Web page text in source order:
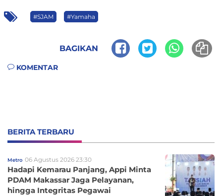
#SJAM #Yamaha
BAGIKAN
KOMENTAR
BERITA TERBARU
Metro 06 Agustus 2026 23:30
Hadapi Kemarau Panjang, Appi Minta
PDAM Makassar Jaga Pelayanan,
hingga Integritas Pegawai